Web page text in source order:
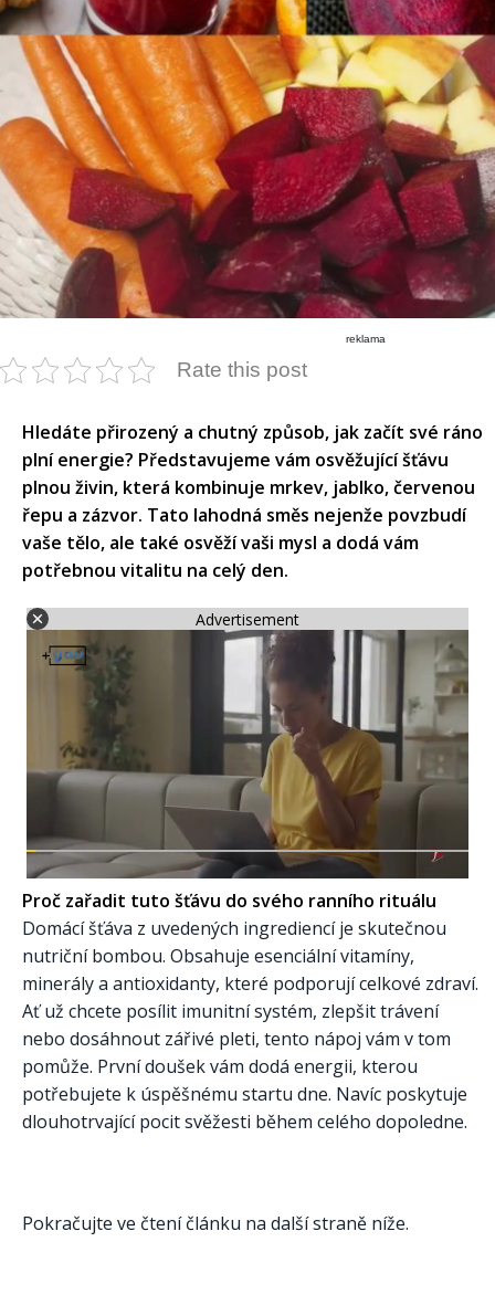
reklama
Rate this post
​Hledáte přirozený a chutný způsob, jak začít své ráno
plní energie? Představujeme vám osvěžující šťávu
plnou živin, která kombinuje mrkev, jablko, červenou
řepu a zázvor. Tato lahodná směs nejenže povzbudí
vaše tělo, ale také osvěží vaši mysl a dodá vám
potřebnou vitalitu na celý den.​
Advertisement
Proč zařadit tuto šťávu do svého ranního rituálu
Domácí šťáva z uvedených ingrediencí je skutečnou
nutriční bombou. Obsahuje esenciální vitamíny,
minerály a antioxidanty, které podporují celkové zdraví.
Ať už chcete posílit imunitní systém, zlepšit trávení
nebo dosáhnout zářivé pleti, tento nápoj vám v tom
pomůže. První doušek vám dodá energii, kterou
potřebujete k úspěšnému startu dne. Navíc poskytuje
dlouhotrvající pocit svěžesti během celého dopoledne.
Pokračujte ve čtení článku na další straně níže.